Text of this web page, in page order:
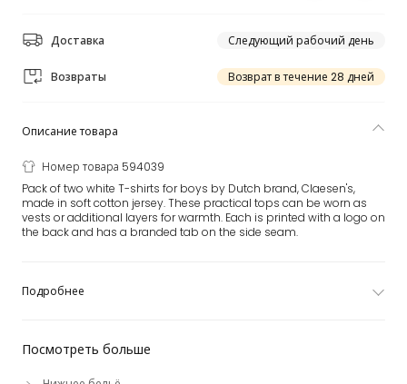
Доставка Следующий рабочий день
Возвраты Возврат в течение 28 дней
Посмотреть больше
Описание товара
Номер товара 594039
Pack of two white T-shirts for boys by Dutch brand, Claesen's,
made in soft cotton jersey. These practical tops can be worn as
vests or additional layers for warmth. Each is printed with a logo on
the back and has a branded tab on the side seam.
Подробнее